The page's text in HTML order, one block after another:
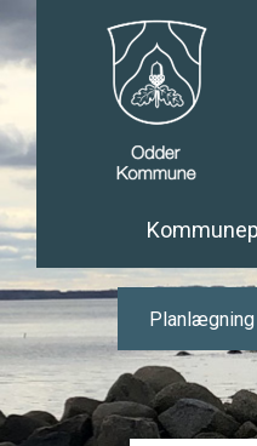
Planlægning